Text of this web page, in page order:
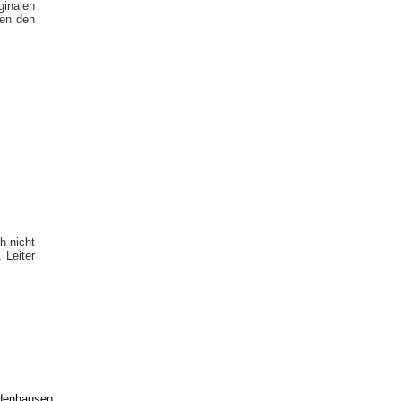
den
nicht
Leiter